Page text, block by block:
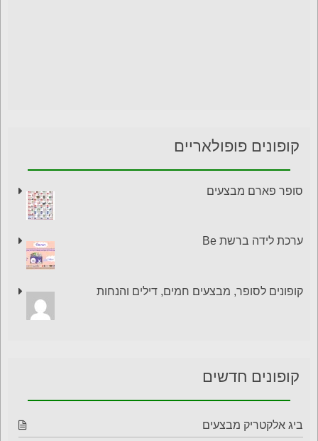
קופונים פופולאריים
סופר פארם מבצעים
ערכת לידה ברשת Be
קופונים לסופר, מבצעים חמים, דילים והנחות
קופונים חדשים
ביג אלקטריק מבצעים